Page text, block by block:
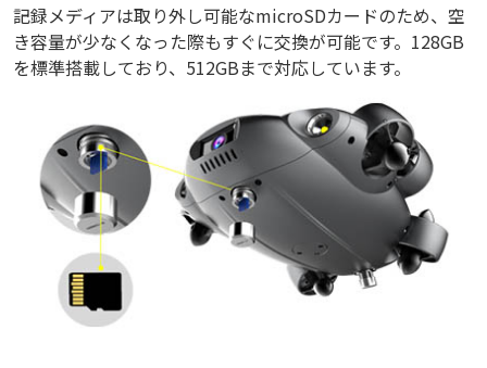
記録メディアは取り外し可能なmicroSDカードのため、空
き容量が少なくなった際もすぐに交換が可能です。128GB
を標準搭載しており、512GBまで対応しています。